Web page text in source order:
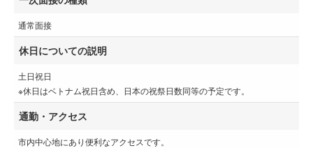
通常面接
休日についての説明
土日祝日
※休日はベトナム祝日含め、日本の祝祭日数同等の予定です。
通勤・アクセス
市内中心地にあり便利なアクセスです。